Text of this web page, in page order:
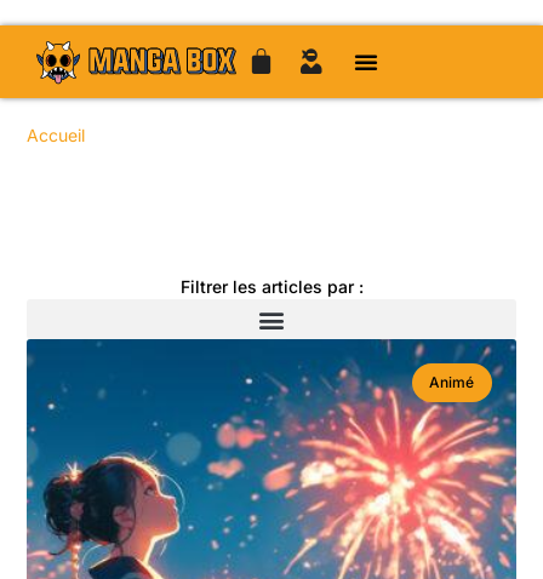
Accueil
Filtrer les articles par :
Animé